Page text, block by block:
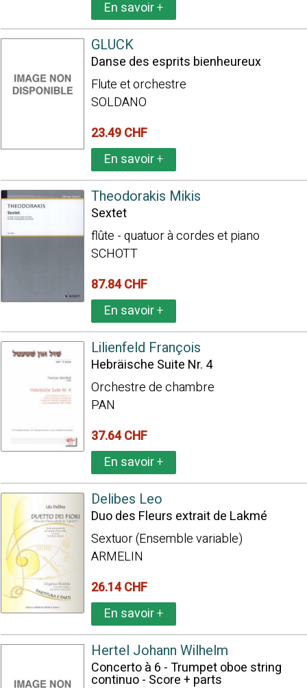
En savoir+
GLUCK
Danse des esprits bienheureux
Flute et orchestre
SOLDANO
23.49 CHF
En savoir+
Theodorakis Mikis
Sextet
flûte - quatuor à cordes et piano
SCHOTT
87.84 CHF
En savoir+
Lilienfeld François
Hebräische Suite Nr. 4
Orchestre de chambre
PAN
37.64 CHF
En savoir+
Delibes Leo
Duo des Fleurs extrait de Lakmé
Sextuor (Ensemble variable)
ARMELIN
26.14 CHF
En savoir+
Hertel Johann Wilhelm
Concerto à 6 - Trumpet oboe string
continuo - Score + parts